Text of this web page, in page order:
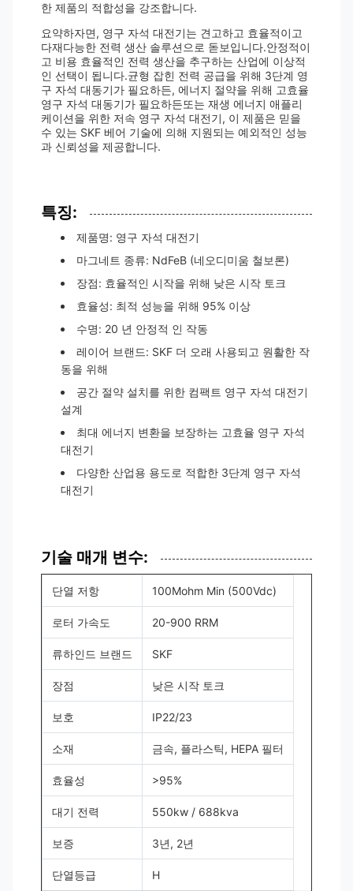
한 제품의 적합성을 강조합니다.
요약하자면, 영구 자석 대전기는 견고하고 효율적이고
다재다능한 전력 생산 솔루션으로 돋보입니다.안정적이
고 비용 효율적인 전력 생산을 추구하는 산업에 이상적
인 선택이 됩니다.균형 잡힌 전력 공급을 위해 3단계 영
구 자석 대동기가 필요하든, 에너지 절약을 위해 고효율
영구 자석 대동기가 필요하든또는 재생 에너지 애플리
케이션을 위한 저속 영구 자석 대전기, 이 제품은 믿을
수 있는 SKF 베어 기술에 의해 지원되는 예외적인 성능
과 신뢰성을 제공합니다.
특징:
제품명: 영구 자석 대전기
마그네트 종류: NdFeB (네오디미움 철보론)
장점: 효율적인 시작을 위해 낮은 시작 토크
효율성: 최적 성능을 위해 95% 이상
수명: 20 년 안정적 인 작동
레이어 브랜드: SKF 더 오래 사용되고 원활한 작
동을 위해
공간 절약 설치를 위한 컴팩트 영구 자석 대전기
설계
최대 에너지 변환을 보장하는 고효율 영구 자석
대전기
다양한 산업용 용도로 적합한 3단계 영구 자석
대전기
기술 매개 변수:
단열 저항 100Mohm Min (500Vdc)
로터 가속도 20-900 RRM
류하인드 브랜드 SKF
장점 낮은 시작 토크
보호 IP22/23
소재 금속, 플라스틱, HEPA 필터
효율성 >95%
대기 전력 550kw / 688kva
보증 3년, 2년
단열등급
H